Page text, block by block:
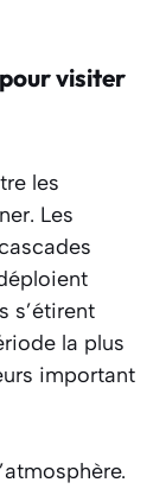
visiter
les
Les
s’étirent
la plus
important